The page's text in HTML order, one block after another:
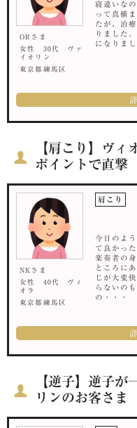
ORさま
女性 30代 ヴァ
イオリン
東京都練馬区
寝違いな
って真横
たが、治
りました
になりま
【肩こり】ヴィ
ポイントで直撃
NKさま
女性 40代 ヴィ
オラ
東京都練馬区
肩こり
今日のよ
て良かっ
楽奏者の
ところに
じが大変
らないの
の・・・
【逆子】逆子が
リンのお客さま